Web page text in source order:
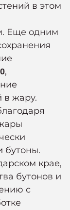
в этом
Еще одним
,
в жару.
бутоны.
крае,
бутонов и
с